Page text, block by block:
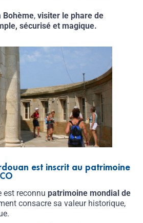
Bohème, visiter le phare de
sécurisé et magique.
est inscrit au patrimoine
est reconnu patrimoine mondial de
consacre sa valeur historique,